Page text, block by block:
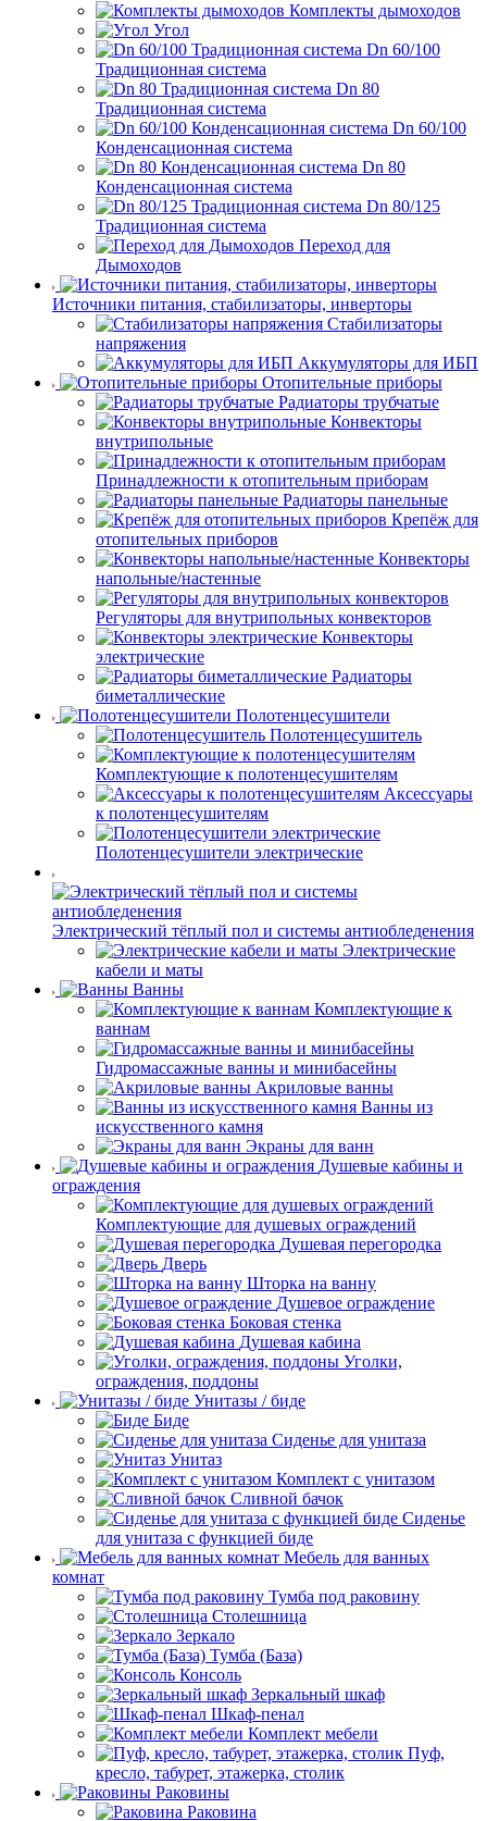
Комплекты дымоходов
Угол
Dn 60/100
Традиционная система
Dn 80
Традиционная система
Dn 60/100
Конденсационная система
Dn 80
Конденсационная система
Dn 80/125
Традиционная система
Переход для
Дымоходов
Источники питания, стабилизаторы, инверторы
Стабилизаторы
напряжения
Аккумуляторы для ИБП
Отопительные приборы
Радиаторы трубчатые
Конвекторы
внутрипольные
Принадлежности к отопительным приборам
Радиаторы панельные
Крепёж для
отопительных приборов
Конвекторы
напольные/настенные
Регуляторы для внутрипольных конвекторов
Конвекторы
электрические
Радиаторы
биметаллические
Полотенцесушители
Полотенцесушитель
Комплектующие к полотенцесушителям
Аксессуары
к полотенцесушителям
Полотенцесушители электрические
Электрический тёплый пол и системы антиобледенения
Электрические
кабели и маты
Ванны
Комплектующие к
ваннам
Гидромассажные ванны и минибасейны
Акриловые ванны
Ванны из
искусственного камня
Экраны для ванн
Душевые кабины и
ограждения
Комплектующие для душевых ограждений
Душевая перегородка
Дверь
Шторка на ванну
Душевое ограждение
Боковая стенка
Душевая кабина
Уголки,
ограждения, поддоны
Унитазы / биде
Биде
Сиденье для унитаза
Унитаз
Комплект с унитазом
Сливной бачок
Сиденье
для унитаза с функцией биде
Мебель для ванных
комнат
Тумба под раковину
Столешница
Зеркало
Тумба (База)
Консоль
Зеркальный шкаф
Шкаф-пенал
Комплект мебели
Пуф,
кресло, табурет, этажерка, столик
Раковины
Раковина